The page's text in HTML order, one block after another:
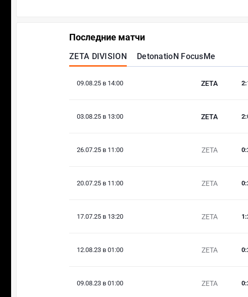
Последние матчи
ZETA DIVISION DetonatioN FocusMe
09.08.25 в 14:00 ZETA 2:
03.08.25 в 13:00 ZETA 2:
26.07.25 в 11:00 ZETA 0:
20.07.25 в 11:00 ZETA 0:
17.07.25 в 13:20 ZETA 1 :
12.08.23 в 01:00 ZETA 0:
09.08.23 в 01:00 ZETA 0: